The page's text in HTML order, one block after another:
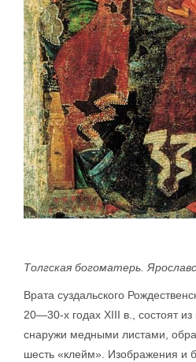
Толгская богоматерь.
Врата суздальского
20—30-х годах XIII в., состоят
снаружи медными листами,
шесть «клейм». Изображения и